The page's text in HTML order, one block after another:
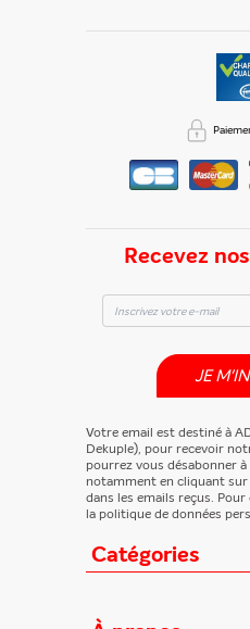
Catégories
Recevez
JE
Votre email est destiné à
Dekuple), pour recevoir
pourrez vous désabonner
notamment en cliquant
dans les emails reçus.
la politique de données